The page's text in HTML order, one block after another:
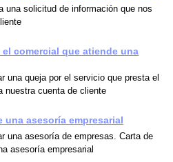
una solicitud de información que nos
comercial que atiende una
una queja por el servicio que presta el
nuestra cuenta de cliente
una asesoría empresarial
una asesoría de empresas. Carta de
asesoría empresarial